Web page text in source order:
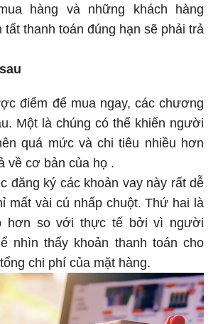
hàng và những khách hàng
tất thanh toán đúng hạn sẽ phải trả
điểm để mua ngay, các chương
Một là chúng có thể khiến người
quá mức và chi tiêu nhiều hơn
về cơ bản của họ .
đăng ký các khoản vay này rất dễ
mất vài cú nhấp chuột. Thứ hai là
hơn so với thực tế bởi vì người
nhìn thấy khoản thanh toán cho
chi phí của mặt hàng.